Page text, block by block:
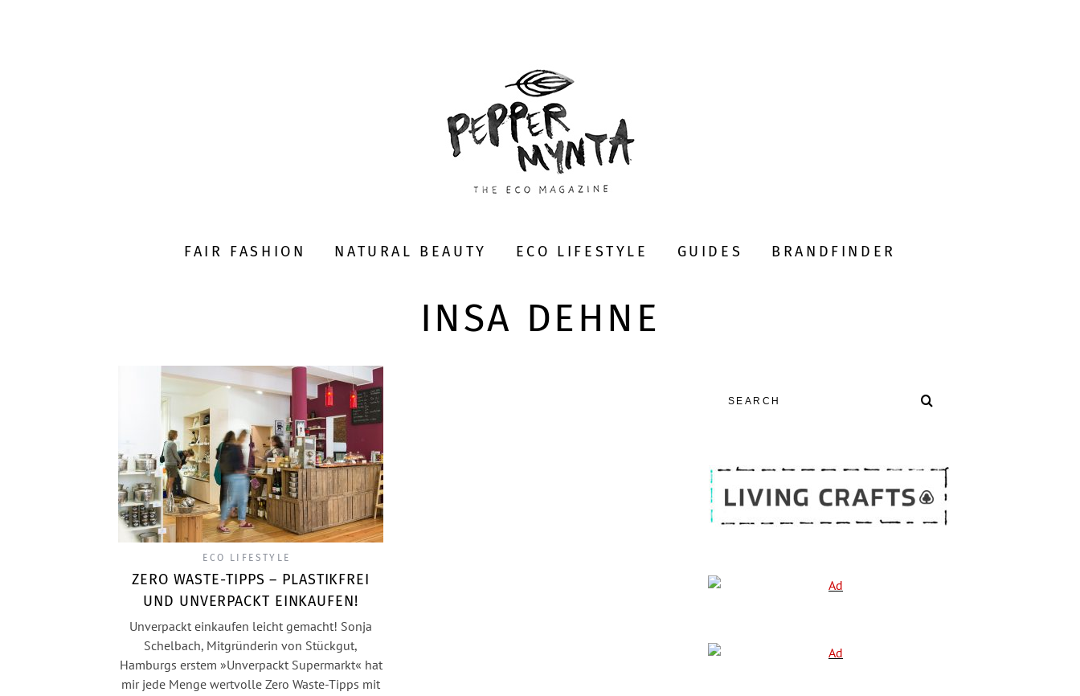
FAIR FASHION NATURAL BEAUTY ECO LIFESTYLE GUIDES BRANDFINDER
INSA DEHNE
ECO LIFESTYLE
ZERO WASTE-TIPPS – PLASTIKFREI
UND UNVERPACKT EINKAUFEN!
Unverpackt einkaufen leicht gemacht! Sonja
Schelbach, Mitgründerin von Stückgut,
Hamburgs erstem »Unverpackt Supermarkt« hat
mir jede Menge wertvolle Zero Waste-Tipps mit